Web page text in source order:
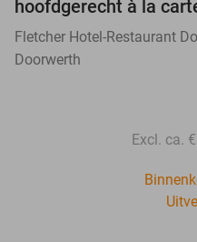
hoofdgerecht à la
Fletcher Hotel-Restaurant
Doorwerth
Excl. ca.